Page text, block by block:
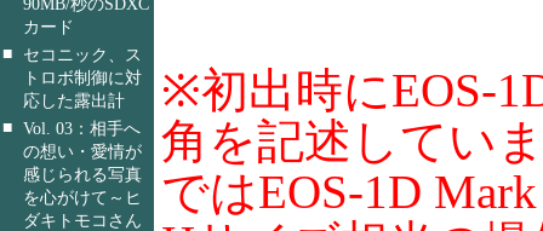
90MB/秒のSDXC
カード
■
セコニック、ス
トロボ制御に対
応した露出計
■ Vol. 03：相手へ
の想い・愛情が
感じられる写真
を心がけて～ヒ
ダキトモコさん
※初出時にEOS-
角を記述してい
ではEOS-1D